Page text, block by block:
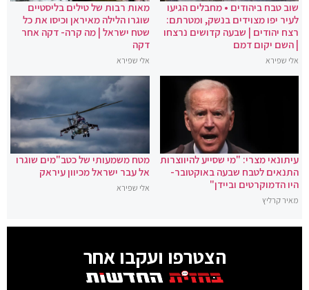
שוב טבח ביהודים • מחבלים הגיעו
לעיר יפו מצוידים בנשק, ומטרתם:
רצח יהודים | שבעה קדושים נרצחו
| השם יקום דמם
אלי שפירא
מאות רבות של טילים בליסטיים
שוגרו הלילה מאיראן וכיסו את כל
שטח ישראל | מה קרה- דקה אחר
דקה
אלי שפירא
עיתונאי מצרי: "מי שסייע להיווצרות
התנאים לטבח שבעה באוקטובר-
היו הדמוקרטים וביידן"
מאיר קרליץ
מטח משמעותי של כטב"מים שוגרו
אל עבר ישראל מכיוון עיראק
אלי שפירא
הצטרפו ועקבו אחר